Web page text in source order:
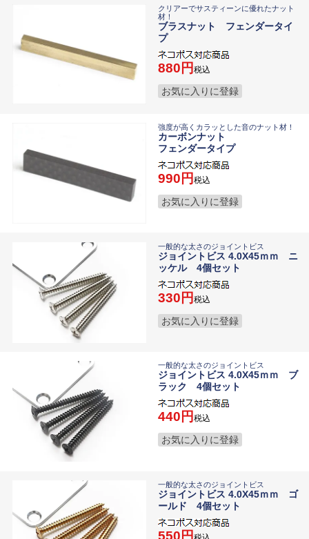
クリアーでサスティーンに優れたナット
材！
ブラスナット フェンダータイ
プ
880 税込
お気に入りに登録
強度が高くカラッとした音のナット材！
カーボンナット
フェンダータイプ
990 税込
お気に入りに登録
一般的な太さのジョイントビス
ジョイントビス 4.0X45ｍｍ ニ
ッケル 4個セット
330 税込
お気に入りに登録
一般的な太さのジョイントビス
ジョイントビス 4.0X45ｍｍ ブ
ラック 4個セット
440 税込
お気に入りに登録
一般的な太さのジョイントビス
ジョイントビス 4.0X45ｍｍ ゴ
ールド 4個セット
550